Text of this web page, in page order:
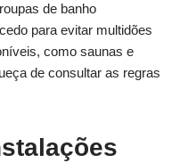
de banho
para evitar multidões
como saunas e
de consultar as regras